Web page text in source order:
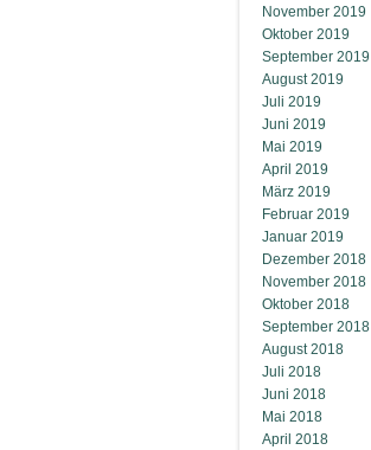
November 2019
Oktober 2019
September 2019
August 2019
Juli 2019
Juni 2019
Mai 2019
April 2019
März 2019
Februar 2019
Januar 2019
Dezember 2018
November 2018
Oktober 2018
September 2018
August 2018
Juli 2018
Juni 2018
Mai 2018
April 2018